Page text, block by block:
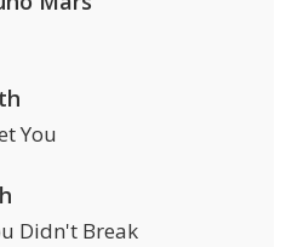
You
Didn't Break